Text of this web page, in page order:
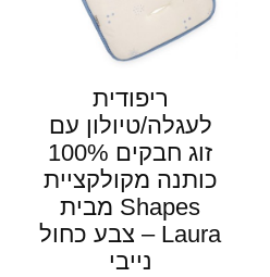
ריפודית
לעגלה/טיולון עם
זוג חבקים 100%
כותנה מקולקציית
Shapes מבית
Laura – צבע כחול
נייבי